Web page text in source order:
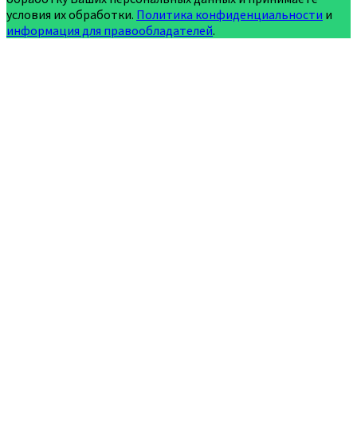
условия их обработки. Политика конфиденциальности и
информация для правообладателей.